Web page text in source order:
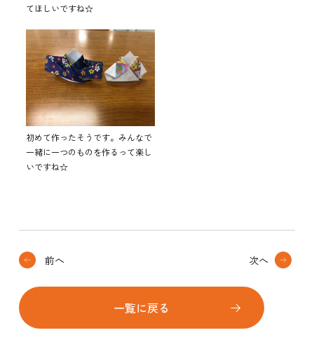
てほしいですね☆
初めて作ったそうです。みんなで
一緒に一つのものを作るって楽し
いですね☆
前へ
一覧に戻る
次へ